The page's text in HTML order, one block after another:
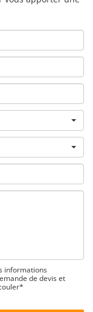
informations
de devis et